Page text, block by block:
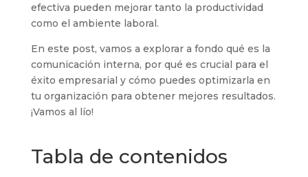
efectiva pueden mejorar tanto la productividad
como el ambiente laboral.
En este post, vamos a explorar a fondo qué es la
comunicación interna, por qué es crucial para el
éxito empresarial y cómo puedes optimizarla en
tu organización para obtener mejores resultados.
¡Vamos al lío!
Tabla de contenidos